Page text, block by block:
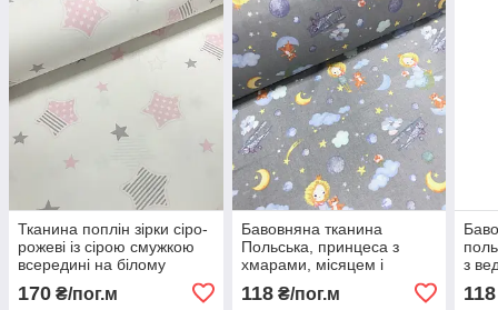
Тканина поплін зірки сіро-
рожеві із сірою смужкою
всередині на білому
(ТУРЦІЯ шир. 2,4 м) (R-
FR-0176)
170 ₴/пог.м
Бавовняна тканина
Польська, принцеса з
хмарами, місяцем і
місяцем на сірому (0384)
118₴/пог.м
з
118